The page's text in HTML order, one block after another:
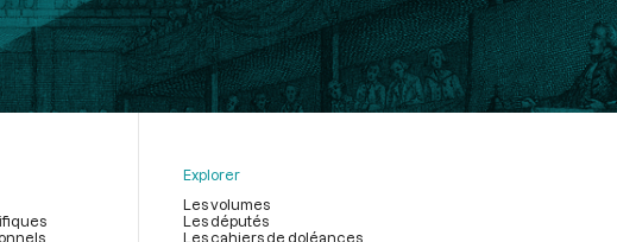
Explorer
Les volumes
Les députés
Les cahiers de doléances